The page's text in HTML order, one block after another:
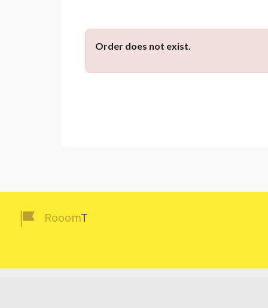
Order does not exist.
（
RooomT